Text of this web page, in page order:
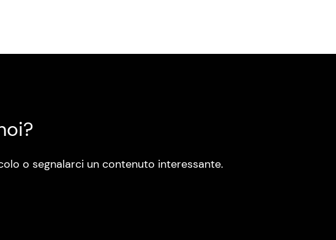
o segnalarci un contenuto interessante.